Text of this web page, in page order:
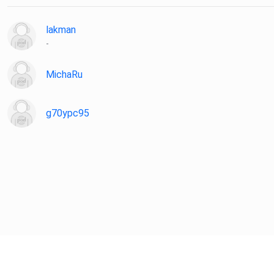
lakman
-
MichaRu
g70ypc95